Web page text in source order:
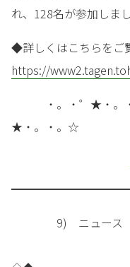
れ、128名が参加しまし
◆詳しくはこちらをご
https://
・。・゜★・。・
★・。・。☆
9) ニュース